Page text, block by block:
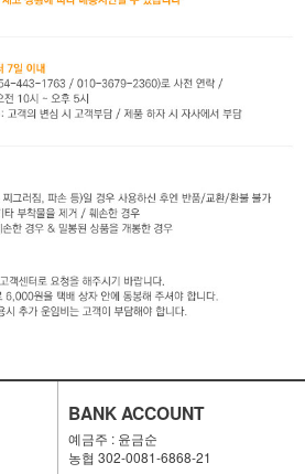
BANK ACCOUNT
예금주 : 윤금순
농협 302-0081-6868-21